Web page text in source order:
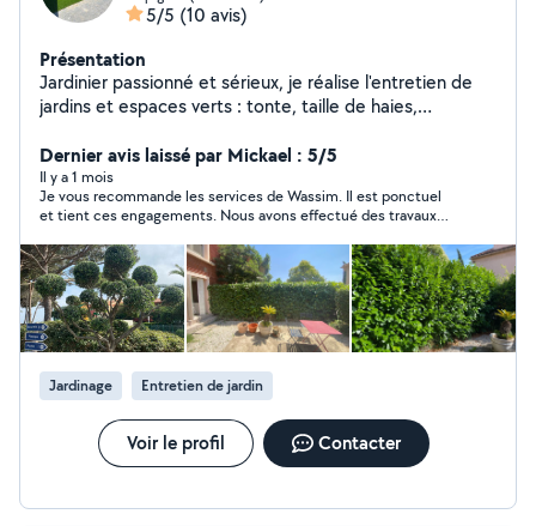
5/5 (10 avis)
Présentation
Jardinier passionné et sérieux, je réalise l'entretien de
jardins et espaces verts : tonte, taille de haies,
travaux d'aménagement extérieur. Travail soigné,
ponctuel et à l'écoute de vos besoins. N'hésitez pas à
me contacter pour discuter de votre projet.
Dernier avis laissé par Mickael : 5/5
Il y a 1 mois
Je vous recommande les services de Wassim. Il est ponctuel
et tient ces engagements. Nous avons effectué des travaux
Jardinage Entretien de jardin
Voir le profil Contacter